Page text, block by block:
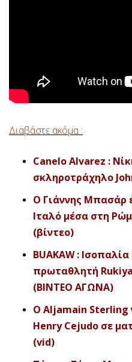
Διαβάστε ακόμα :
Canelo Alvarez :
σκληροτράχηλο
O Γιάννης Μπασάρ
Ιταλό μέσα στη
(βίντεο)
BUAKAW :
πρωταθλητή Rukiya
(ΒΙΝΤΕΟ ΑΓΩNA)
O Aljamain Sterling
Henry Cejudo σε
(vid)